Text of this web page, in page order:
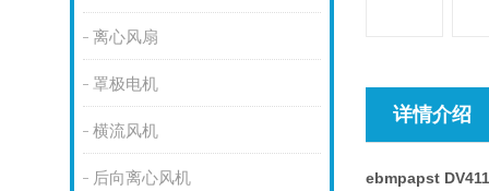
离心风扇
罩极电机
横流风机
后向离心风机
详情介绍
ebmpapst